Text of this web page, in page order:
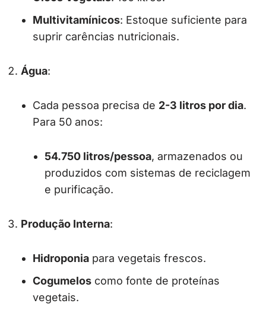
Multivitamínicos: Estoque suficiente para
suprir carências nutricionais.
Água:
Cada pessoa precisa de 2-3 litros por dia.
Para 50 anos:
54.750 litros/pessoa, armazenados ou
produzidos com sistemas de reciclagem
e purificação.
Produção Interna:
Hidroponia para vegetais frescos.
Cogumelos como fonte de proteínas
vegetais.